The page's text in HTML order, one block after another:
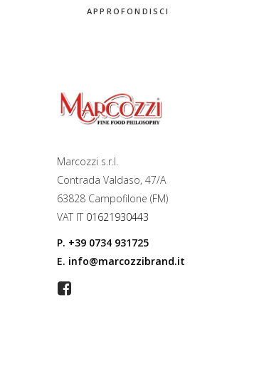
APPROFONDISCI
Marcozzi s.r.l.
Contrada Valdaso, 47/A
63828 Campofilone (FM)
VAT IT 01621930443
P. +39 0734 931725
E. info@marcozzibrand.it